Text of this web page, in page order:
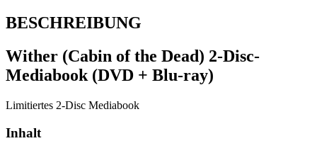
BESCHREIBUNG
Wither (Cabin of the Dead) 2-Disc-
Mediabook (DVD + Blu-ray)
Limitiertes 2-Disc Mediabook
Inhalt